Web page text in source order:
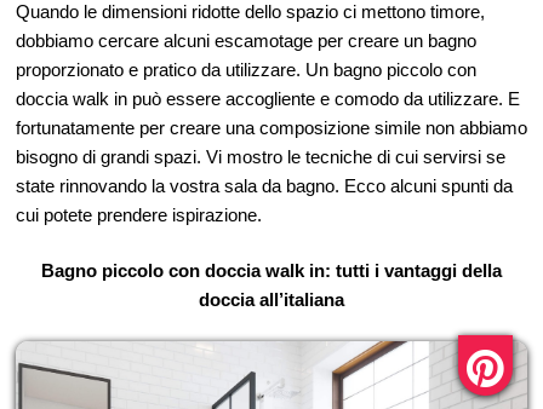
Quando le dimensioni ridotte dello spazio ci mettono timore,
dobbiamo cercare alcuni escamotage per creare un bagno
proporzionato e pratico da utilizzare. Un bagno piccolo con
doccia walk in può essere accogliente e comodo da utilizzare. E
fortunatamente per creare una composizione simile non abbiamo
bisogno di grandi spazi. Vi mostro le tecniche di cui servirsi se
state rinnovando la vostra sala da bagno. Ecco alcuni spunti da
cui potete prendere ispirazione.
Bagno piccolo con doccia walk in: tutti i vantaggi della
doccia all’italiana